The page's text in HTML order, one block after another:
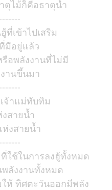
ตุไม้ก็คือธาตุน้ำ
ที่เข้าไปเสริม
มีอยู่แล้ว
อพลังงานที่ไม่มี
านขึ้นมา
จ้าแม่ทับทิม
สายน้ำ
งสายน้ำ
ช้ในการลงฮู้ทั้งหมด
ลังงานทั้งหมด
ให้ ทิศตะวันออกมีพลัง